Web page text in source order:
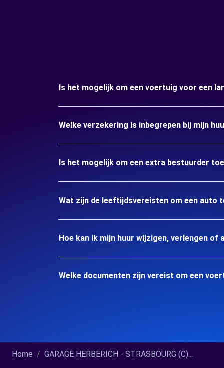
Is het mogelijk om een voertuig voor een
Welke verzekering is inbegrepen bij mijn
Is het mogelijk om een extra bestuurder
Wat zijn de leeftijdsvereisten om een auto
Hoe kan ik mijn huur wijzigen, verlengen of
Welke documenten zijn vereist om een
Home GARAGE HERBERICH - STRASBOURG (C)...